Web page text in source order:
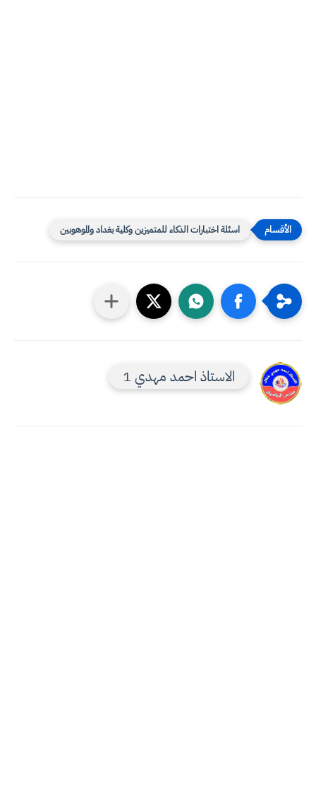
اسئلة اختبارات الذكاء للمتميزين وكلية بغداد والموهوبين
الاستاذ احمد مهدي 1